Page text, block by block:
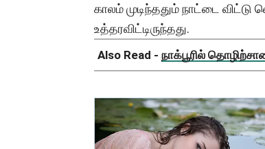
காலம் முடிந்ததும் நாட்டை
உத்தரவிட்டிருந்தது.
Also Read - நாக்பூரில்